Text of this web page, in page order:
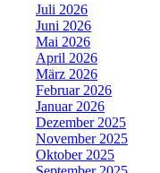
Juli 2026
Juni 2026
Mai 2026
April 2026
März 2026
Februar 2026
Januar 2026
Dezember 2025
November 2025
Oktober 2025